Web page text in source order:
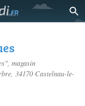
magasin
, 34170 Castelnau-le-